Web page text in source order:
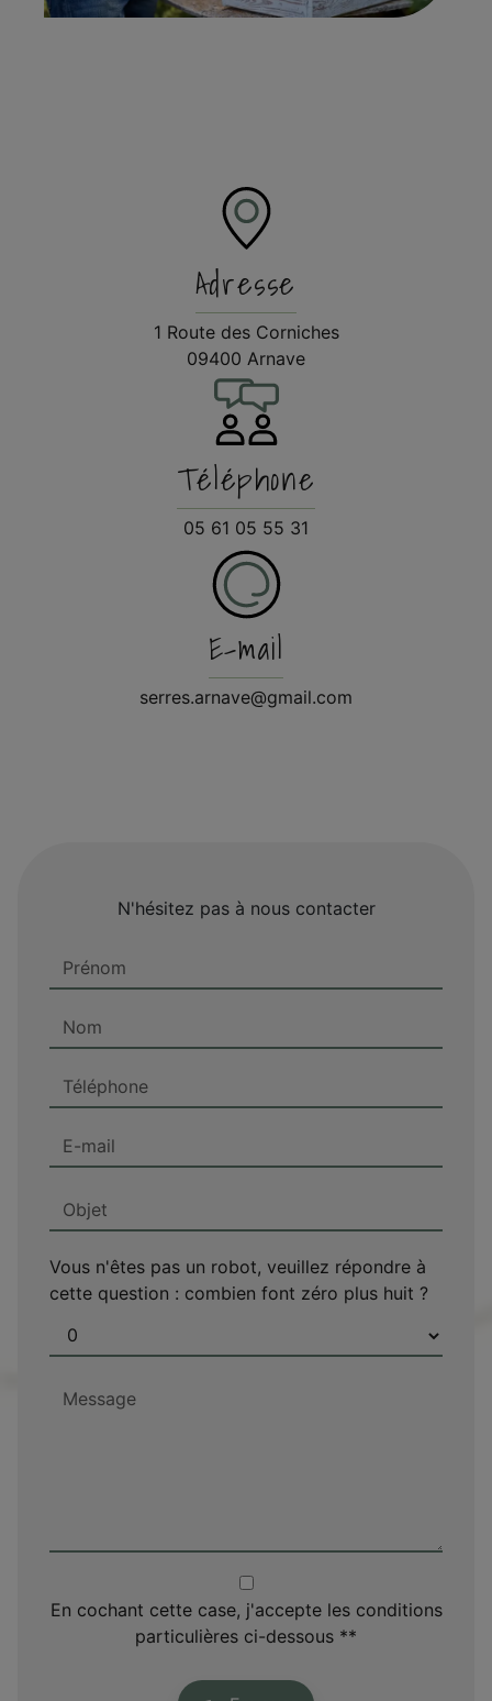
Adresse
1 Route des Corniches
09400 Arnave
Téléphone
05 61 05 55 31
E-mail
serres.arnave@gmail.com
N'hésitez pas à nous contacter
Vous n'êtes pas un robot, veuillez répondre à
cette question : combien font zéro plus huit ?
En cochant cette case, j'accepte les conditions
particulières ci-dessous **